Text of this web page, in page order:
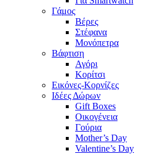
Γάμος
Βέρες
Στέφανα
Μονόπετρα
Βάφτιση
Αγόρι
Κορίτσι
Εικόνες-Κορνίζες
Ιδέες Δώρων
Gift Boxes
Οικογένεια
Γούρια
Mother’s Day
Valentine’s Day